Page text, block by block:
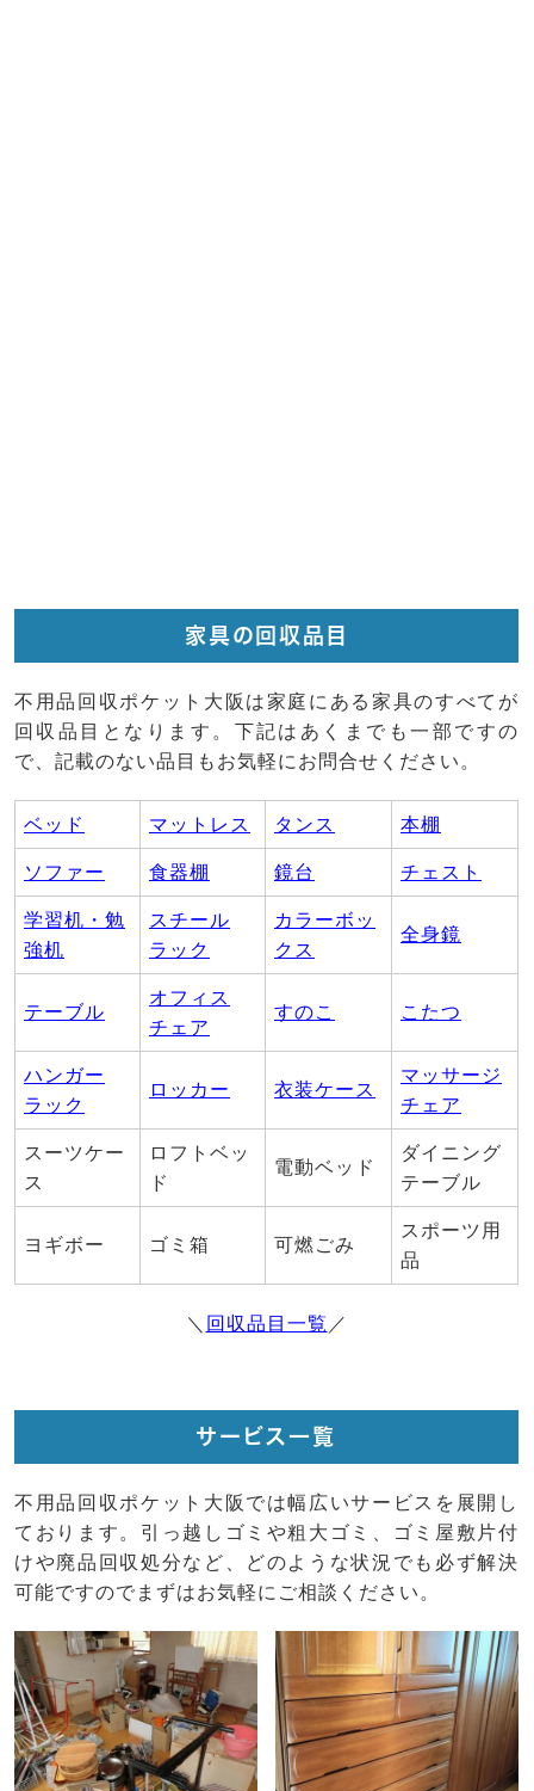
家具の回収品目
不用品回収ポケット大阪は家庭にある家具のすべてが
回収品目となります。下記はあくまでも一部ですの
で、記載のない品目もお気軽にお問合せください。
ベッド マットレス タンス 本棚
ソファー 食器棚 鏡台 チェスト
学習机・勉
強机
スチール
ラック
カラーボッ
クス
全身鏡
テーブル
オフィス
チェア
すのこ こたつ
ハンガー
ラック
ロッカー 衣装ケース
マッサージ
チェア
スーツケー
ス
ロフトベッ
ド
電動ベッド
ダイニング
テーブル
ヨギボー ゴミ箱 可燃ごみ
スポーツ用
品
＼ 回収品目一覧 ／
サービス一覧
不用品回収ポケット大阪では幅広いサービスを展開し
ております。引っ越しゴミや粗大ゴミ、ゴミ屋敷片付
けや廃品回収処分など、どのような状況でも必ず解決
可能ですのでまずはお気軽にご相談ください。